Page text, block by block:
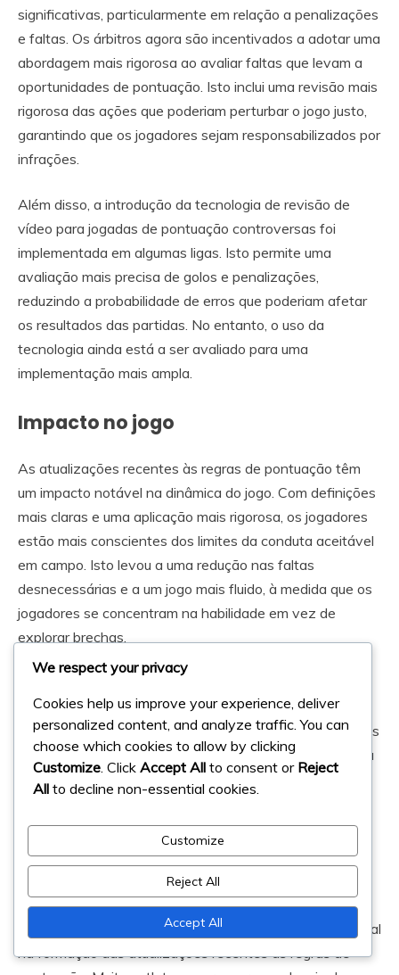
significativas, particularmente em relação a penalizações
e faltas. Os árbitros agora são incentivados a adotar uma
abordagem mais rigorosa ao avaliar faltas que levam a
oportunidades de pontuação. Isto inclui uma revisão mais
rigorosa das ações que poderiam perturbar o jogo justo,
garantindo que os jogadores sejam responsabilizados por
infrações.
Além disso, a introdução da tecnologia de revisão de
vídeo para jogadas de pontuação controversas foi
implementada em algumas ligas. Isto permite uma
avaliação mais precisa de golos e penalizações,
reduzindo a probabilidade de erros que poderiam afetar
os resultados das partidas. No entanto, o uso da
tecnologia ainda está a ser avaliado para uma
implementação mais ampla.
Impacto no jogo
As atualizações recentes às regras de pontuação têm
um impacto notável na dinâmica do jogo. Com definições
mais claras e uma aplicação mais rigorosa, os jogadores
estão mais conscientes dos limites da conduta aceitável
em campo. Isto levou a uma redução nas faltas
desnecessárias e a um jogo mais fluido, à medida que os
jogadores se concentram na habilidade em vez de
explorar brechas.
Além disso, a ênfase na revisão de vídeo introduziu um
elemento estratégico ao jogo. As equipas podem agora
considerar o potencial para uma revisão ao fazer jogadas
perto da baliza, influenciando o seu processo de tomada
de decisões. Esta mudança incentiva uma abordagem
Feedback dos jogadores sobre as
O feedback dos jogadores desempenhou um papel crucial
na formação das atualizações recentes às regras de
We respect your privacy
Cookies help us improve your experience, deliver
personalized content, and analyze traffic. You can
choose which cookies to allow by clicking
Customize . Click Accept All to consent or Reject
All to decline non-essential cookies.
Customize
Reject All
Accept All